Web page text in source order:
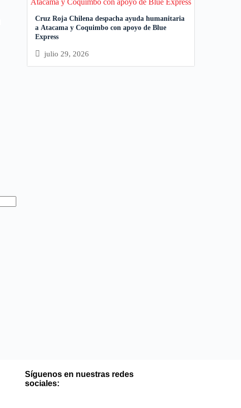
Cruz Roja Chilena despacha ayuda humanitaria
a Atacama y Coquimbo con apoyo de Blue
Express
julio 29, 2026
Síguenos en nuestras redes
sociales: